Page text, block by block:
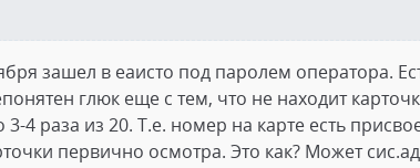
зашел в еаисто под паролем оператора.
глюк еще с тем, что не находит
4 раза из 20. Т.е. номер на карте есть
первично осмотра. Это как? Может